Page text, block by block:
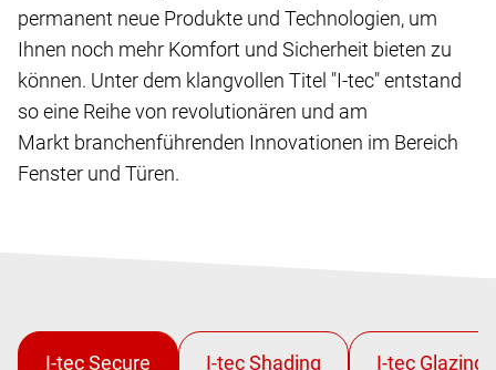
permanent neue Produkte und Technologien, um
Ihnen noch mehr Komfort und Sicherheit bieten zu
können. Unter dem klangvollen Titel "I-tec" entstand
so eine Reihe von revolutionären und am
Markt branchenführenden Innovationen im Bereich
Fenster und Türen.